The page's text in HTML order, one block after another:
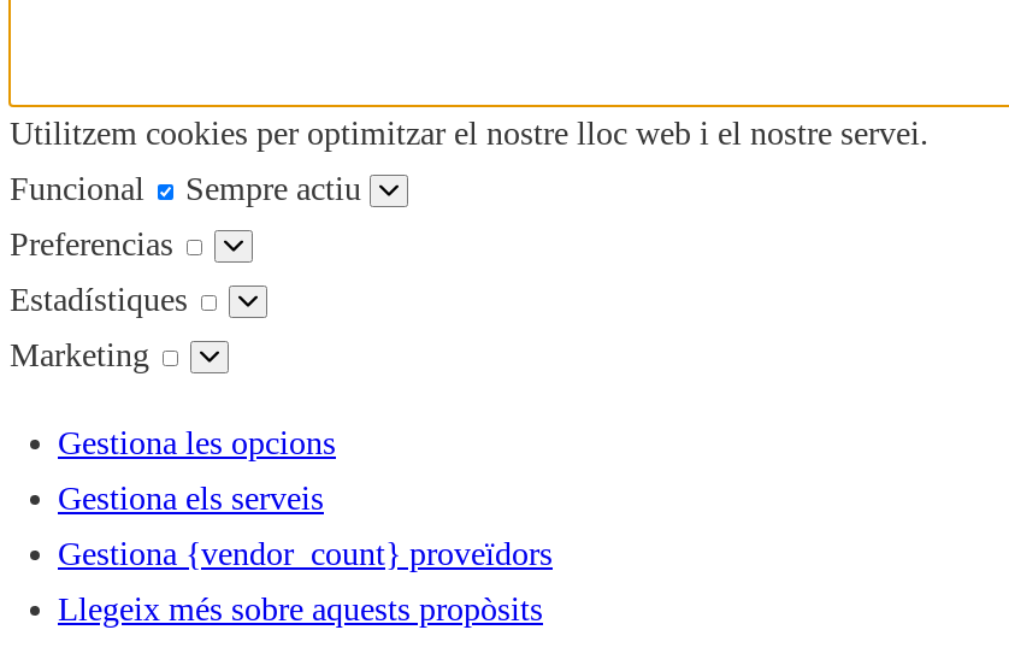
Utilitzem cookies per optimitzar el nostre lloc web i el nostre servei.
Funcional
Funcional
Sempre actiu
Preferencias
Preferencias
Estadístiques
Estadístiques
Marketing
Marketing
Gestiona les opcions
Gestiona els serveis
Gestiona {vendor_count} proveïdors
Llegeix més sobre aquests propòsits